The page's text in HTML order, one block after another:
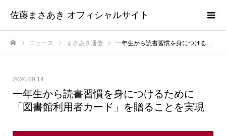
佐藤まさあき オフィシャルサイト
ニュース まさあき通信 一年生から読書習慣を身につけるために「図書館利用者カード」を贈ることを実現
2020.09.14
一年生から読書習慣を身につけるために
「図書館利用者カード」を贈ることを実現